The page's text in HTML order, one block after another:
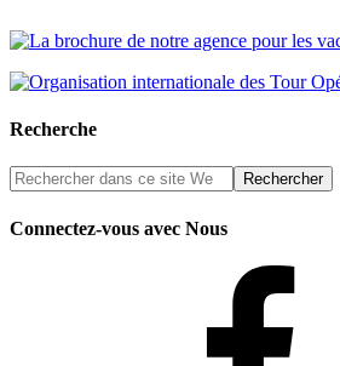
Recherche
Connectez-vous avec Nous